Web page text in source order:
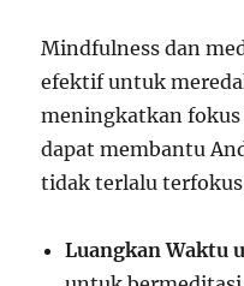
Mindfulness dan
efektif untuk
meningkatkan
dapat membantu
tidak terlalu
Luangkan Waktu